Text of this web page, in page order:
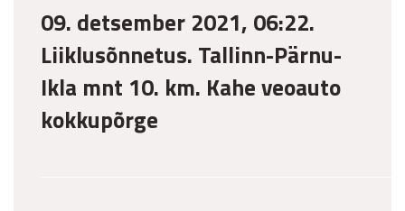
09. detsember 2021, 06:22.
Liiklusõnnetus. Tallinn-Pärnu-
Ikla mnt 10. km. Kahe veoauto
kokkupõrge